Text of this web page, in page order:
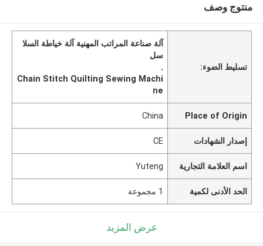
منتوج وصف
تسليط الضوء:
آلة صناعة المراتب المهنية آلة خياطة السلا
سل
,
Chain Stitch Quilting Sewing Machi
ne
Place of Origin
China
إصدار الشهادات CE
اسم العلامة التجارية Yuteng
الحد الأدنى لكمية 1 مجموعة
عرض المزيد